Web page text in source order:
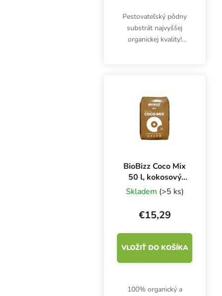
Pestovateľský pôdny
substrát najvyššej
organickej kvality!
produktívne koreňové...
BioBizz Coco Mix
50 l, kokosový
substrát
Skladem (>5 ks)
€15,29
VLOŽIŤ DO KOŠÍKA
100% organický a